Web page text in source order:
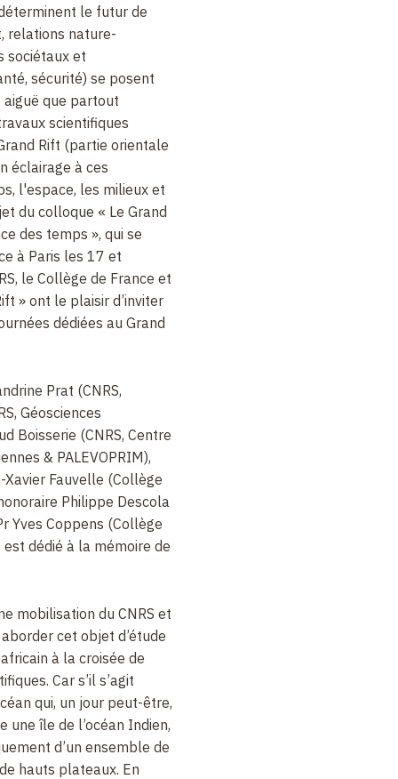
le futur de
relations nature-
sociétaux et
sécurité) se posent
que partout
scientifiques
Rift (partie orientale
éclairage à ces
l'espace, les milieux et
du colloque « Le Grand
des temps », qui se
à Paris les 17 et
le Collège de France et
» ont le plaisir d’inviter
dédiées au Grand
Prat (CNRS,
Géosciences
Boisserie (CNRS, Centre
& PALEVOPRIM),
Fauvelle (Collège
Philippe Descola
Yves Coppens (Collège
dédié à la mémoire de
mobilisation du CNRS et
cet objet d’étude
à la croisée de
Car s’il s’agit
qui, un jour peut-être,
une île de l’océan Indien,
d’un ensemble de
hauts plateaux. En